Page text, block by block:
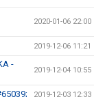
2020-01-06 22:00
2019-12-06 11:21
-
2019-12-04 10:55
2019-12-03 12:33